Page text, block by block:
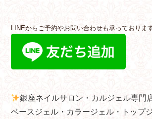
LINEからご予約やお問い合わせも承っておりま
銀座ネイルサロン・カルジェル専門
ベースジェル・カラージェル・トップ